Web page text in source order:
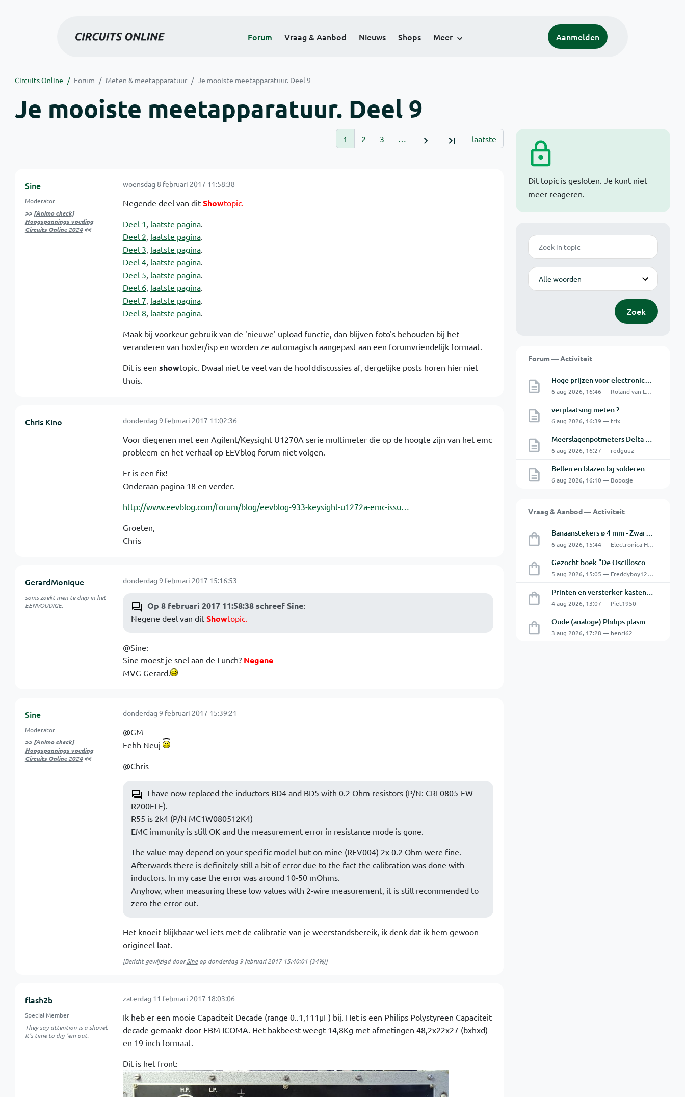
Forum Vraag & Aanbod Nieuws Shops Meer Aanmelden
Circuits Online Forum Meten & meetapparatuur Je mooiste meetapparatuur. Deel 9
Je mooiste meetapparatuur. Deel 9
Dit topic is gesloten. Je kunt niet
meer reageren.
Zoek
Modus
Zoek
Forum — Activiteit
Hoge prijzen voor electronica hobbyisten
6 aug 2026, 16:46 — Roland van Leusden
verplaatsing meten ?
6 aug 2026, 16:39 — trix
Meerslagenpotmeters Delta SM45-70D
6 aug 2026, 16:27 — redguuz
Bellen en blazen bij solderen van Chinese PCBs
6 aug 2026, 16:10 — Bobosje
Vraag & Aanbod — Activiteit
Banaanstekers ø 4 mm - Zwart & Rood - Hirschmann
6 aug 2026, 15:44 — Electronica Hobbyist
Gezocht boek "De Oscilloscoop - Van analoog tot digitaal"
5 aug 2026, 15:05 — Freddyboy1230
Printen en versterker kasten gratis ophalen
4 aug 2026, 13:07 — Piet1950
Oude (analoge) Philips plasma 32" flatscreen.
3 aug 2026, 17:28 — henri62
1 2 3 … laatste
Sine
Moderator
>> [Animo check]
Hoogspannings voeding
Circuits Online 2024<<
woensdag 8 februari 2017 11:58:38
Negende deel van dit Showtopic.
Deel 1 , laatste pagina.
Deel 2, laatste pagina.
Deel 3, laatste pagina.
Deel 4, laatste pagina.
Deel 5, laatste pagina.
Deel 6, laatste pagina.
Deel 7, laatste pagina.
Deel 8, laatste pagina.
Maak bij voorkeur gebruik van de 'nieuwe' upload functie, dan blijven foto's behouden bij het
veranderen van hoster/isp en worden ze automagisch aangepast aan een forumvriendelijk formaat.
Dit is een showtopic. Dwaal niet te veel van de hoofddiscussies af, dergelijke posts horen hier niet
thuis.
Chris Kino donderdag 9 februari 2017 11:02:36
Voor diegenen met een Agilent/Keysight U1270A serie multimeter die op de hoogte zijn van het emc
probleem en het verhaal op EEVblog forum niet volgen.
Er is een fix!
Onderaan pagina 18 en verder.
http://www.eevblog.com/forum/blog/eevblog-933-keysight-u1272a-emc-issu…
Groeten,
Chris
GerardMonique
soms zoekt men te diep in het
EENVOUDIGE.
donderdag 9 februari 2017 15:16:53
Op 8 februari 2017 11:58:38 schreef Sine:
Negene deel van dit Showtopic.
@Sine:
Sine moest je snel aan de Lunch? Negene
MVG Gerard.
Sine
Moderator
>> [Animo check]
Hoogspannings voeding
Circuits Online 2024<<
donderdag 9 februari 2017 15:39:21
@GM
Eehh Neuj
@Chris
I have now replaced the inductors BD4 and BD5 with 0.2 Ohm resistors (P/N: CRL0805-FW-
R200ELF).
R55 is 2k4 (P/N MC1W080512K4)
EMC immunity is still OK and the measurement error in resistance mode is gone.
The value may depend on your specific model but on mine (REV004) 2x 0.2 Ohm were fine.
Afterwards there is definitely still a bit of error due to the fact the calibration was done with
inductors. In my case the error was around 10-50 mOhms.
Anyhow, when measuring these low values with 2-wire measurement, it is still recommended to
zero the error out.
Het knoeit blijkbaar wel iets met de calibratie van je weerstandsbereik, ik denk dat ik hem gewoon
origineel laat.
[Bericht gewijzigd doorSineop donderdag 9 februari 2017 15:40:01(34%)]
flash2b
Special Member
They say attention is a shovel.
It's time to dig 'em out.
zaterdag 11 februari 2017 18:03:06
Ik heb er een mooie Capaciteit Decade (range 0..1,111µF) bij. Het is een Philips Polystyreen Capaciteit
decade gemaakt door EBM ICOMA. Het bakbeest weegt 14,8Kg met afmetingen 48,2x22x27 (bxhxd)
en 19 inch formaat.
Dit is het front: